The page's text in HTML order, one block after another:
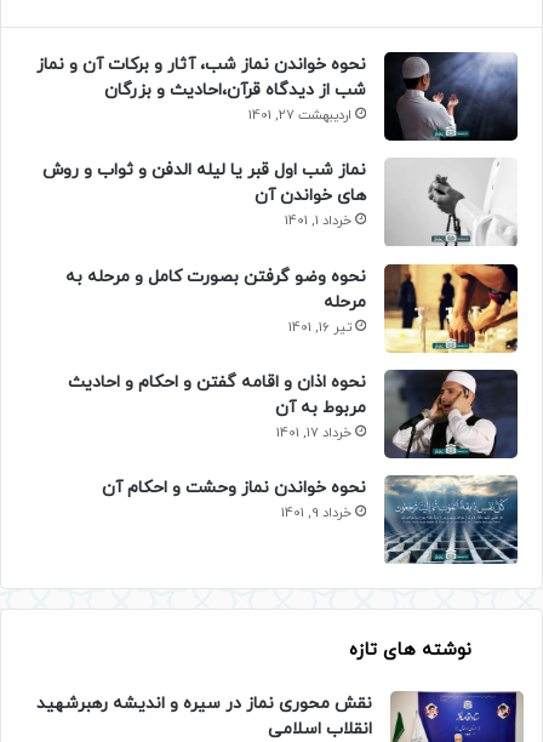
نحوه خواندن نماز شب، آثار و برکات آن و نماز
شب از دیدگاه قرآن،احادیث و بزرگان
اردیبهشت 27, 1401
نماز شب اول قبر یا لیله الدفن و ثواب و روش
های خواندن آن
خرداد 1, 1401
نحوه وضو گرفتن بصورت کامل و مرحله به
مرحله
تیر 16, 1401
نحوه اذان و اقامه گفتن و احکام و احادیث
مربوط به آن
خرداد 17, 1401
نحوه خواندن نماز وحشت و احکام آن
خرداد 9, 1401
نوشته های تازه
نقش محوری نماز در سیره و اندیشه رهبرشهید
انقلاب اسلامی